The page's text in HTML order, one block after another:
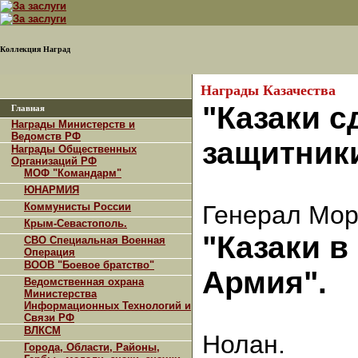
Коллекция Наград
Главная
Награды Министерств и
Ведомств РФ
Награды Общественных
Организаций РФ
МОФ "Командарм"
ЮНАРМИЯ
Коммунисты России
Крым-Севастополь.
СВО Специальная Военная
Операция
ВООВ "Боевое братство"
Ведомственная охрана
Министерства
Информационных Технологий и
Связи РФ
ВЛКСМ
Города, Области, Районы,
Награды Казачества
"Казаки
Генерал
"Казаки
Армия".
Нолан.